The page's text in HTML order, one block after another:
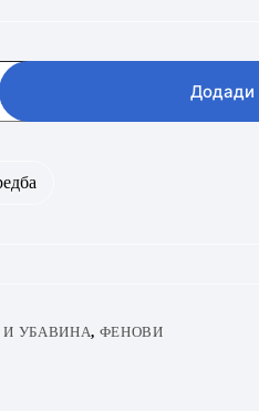
Додади
И УБАВИНА, ФЕНОВИ